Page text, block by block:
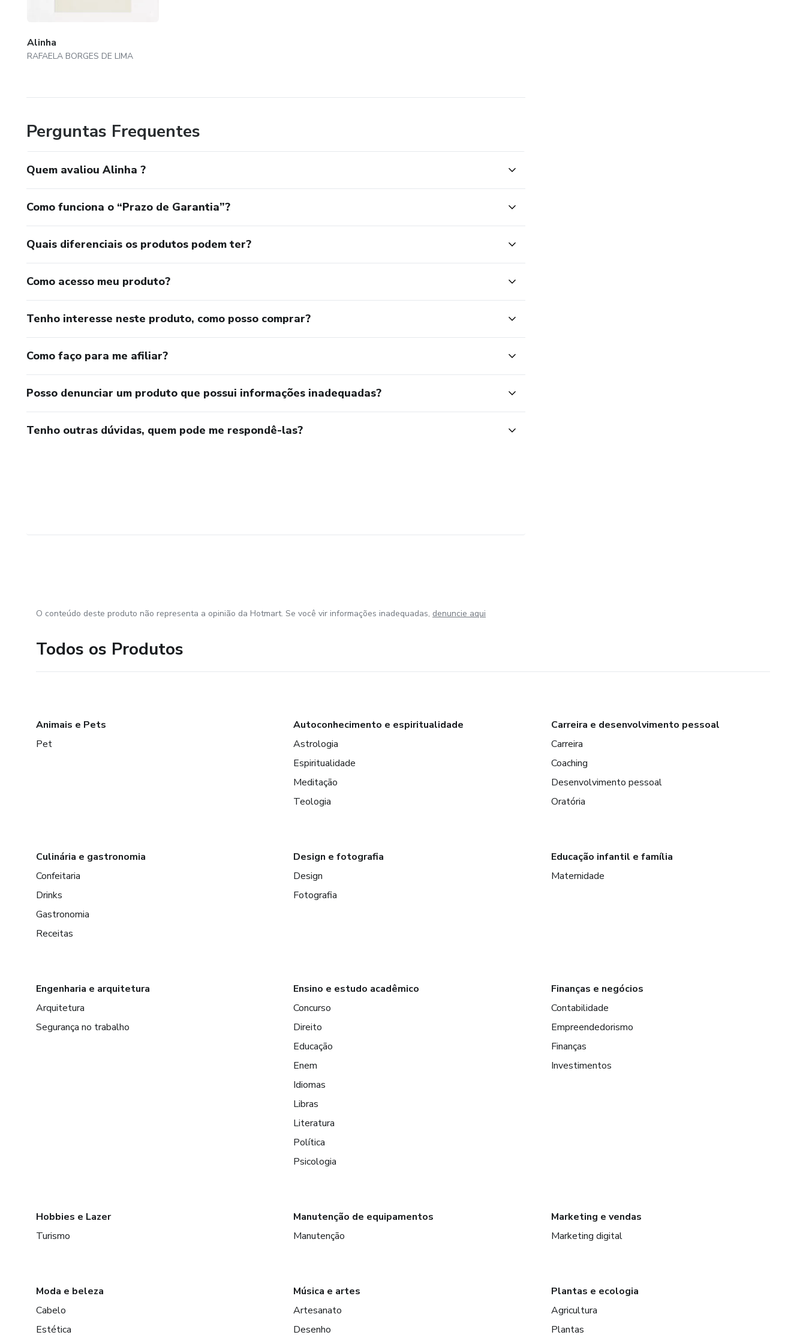
Alinha
RAFAELA BORGES DE LIMA
Perguntas Frequentes
Quem avaliou Alinha ?
Como funciona o “Prazo de Garantia”?
Quais diferenciais os produtos podem ter?
Como acesso meu produto?
Tenho interesse neste produto, como posso comprar?
Como faço para me afiliar?
Posso denunciar um produto que possui informações inadequadas?
Tenho outras dúvidas, quem pode me respondê-las?
O conteúdo deste produto não representa a opinião da Hotmart. Se você vir informações inadequadas, denuncie aqui
Todos os Produtos
Animais e Pets
Pet
Autoconhecimento e espiritualidade
Astrologia
Espiritualidade
Meditação
Teologia
Carreira e desenvolvimento pessoal
Carreira
Coaching
Desenvolvimento pessoal
Oratória
Culinária e gastronomia
Confeitaria
Drinks
Gastronomia
Receitas
Design e fotografia
Design
Fotografia
Educação infantil e família
Maternidade
Engenharia e arquitetura
Arquitetura
Segurança no trabalho
Ensino e estudo acadêmico
Concurso
Direito
Educação
Enem
Idiomas
Libras
Literatura
Política
Psicologia
Finanças e negócios
Contabilidade
Empreendedorismo
Finanças
Investimentos
Hobbies e Lazer
Turismo
Manutenção de equipamentos
Manutenção
Marketing e vendas
Marketing digital
Moda e beleza
Cabelo
Estética
Música e artes
Artesanato
Desenho
Plantas e ecologia
Agricultura
Plantas